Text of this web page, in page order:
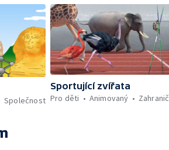
Společnost
Sportující zvířata
Pro děti
Animovaný